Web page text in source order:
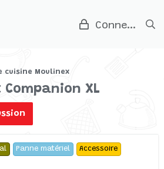
Connexion
cuisine Moulinex
XL
Panne matériel Accessoire